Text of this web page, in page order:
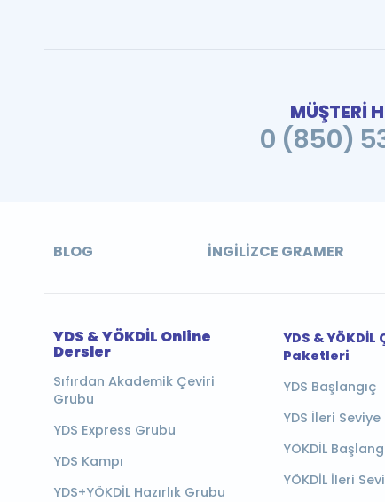
MÜŞTERİ
0 (850)
BLOG İNGILIZCE GRAMER
YDS & YÖKDİL Online
Dersler
Sıfırdan Akademik Çeviri
Grubu
YDS Express Grubu
YDS Kampı
YDS+YÖKDİL Hazırlık Grubu
YDS & YÖKDİL
Paketleri
YDS Başlangıç
YDS İleri Seviye
YÖKDİL
YÖKDİL İleri